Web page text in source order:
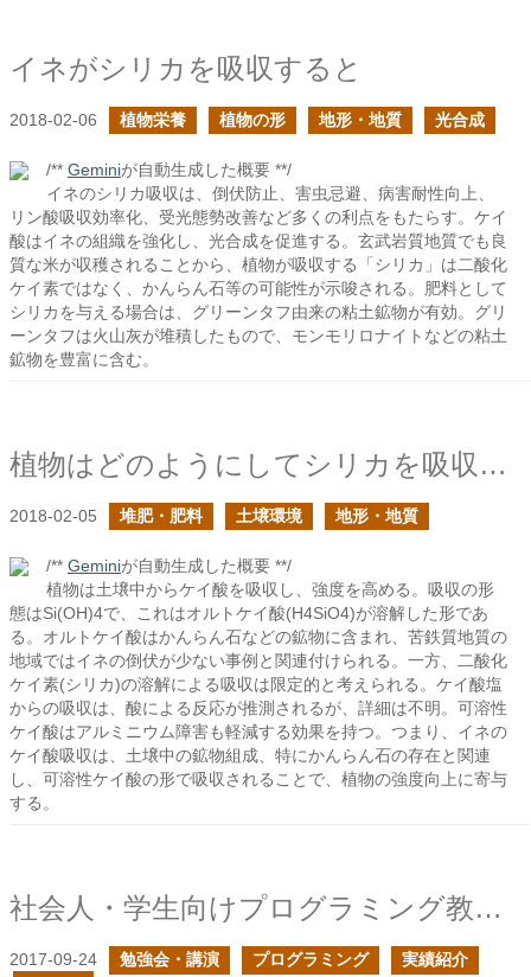
イネがシリカを吸収すると
2018-02-06 植物栄養 植物の形 地形・地質 光合成
/** Geminiが自動生成した概要 **/
イネのシリカ吸収は、倒伏防止、害虫忌避、病害耐性向上、
リン酸吸収効率化、受光態勢改善など多くの利点をもたらす。ケイ
酸はイネの組織を強化し、光合成を促進する。玄武岩質地質でも良
質な米が収穫されることから、植物が吸収する「シリカ」は二酸化
ケイ素ではなく、かんらん石等の可能性が示唆される。肥料として
シリカを与える場合は、グリーンタフ由来の粘土鉱物が有効。グリ
ーンタフは火山灰が堆積したもので、モンモリロナイトなどの粘土
鉱物を豊富に含む。
植物はどのようにしてシリカを吸収するか？
2018-02-05 堆肥・肥料 土壌環境 地形・地質
/** Geminiが自動生成した概要 **/
植物は土壌中からケイ酸を吸収し、強度を高める。吸収の形
態はSi(OH)4で、これはオルトケイ酸(H4SiO4)が溶解した形であ
る。オルトケイ酸はかんらん石などの鉱物に含まれ、苦鉄質地質の
地域ではイネの倒伏が少ない事例と関連付けられる。一方、二酸化
ケイ素(シリカ)の溶解による吸収は限定的と考えられる。ケイ酸塩
からの吸収は、酸による反応が推測されるが、詳細は不明。可溶性
ケイ酸はアルミニウム障害も軽減する効果を持つ。つまり、イネの
ケイ酸吸収は、土壌中の鉱物組成、特にかんらん石の存在と関連
し、可溶性ケイ酸の形で吸収されることで、植物の強度向上に寄与
する。
社会人・学生向けプログラミング教室でGASで業務改善の勉強会を行いました
2017-09-24 勉強会・講演 プログラミング
実績紹介